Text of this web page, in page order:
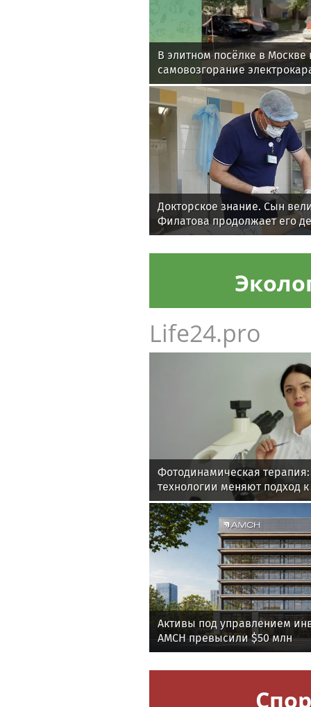
В элитном посёлке в
самовозгорание
Докторское знание. Сын
Филатова продолжает его
Life24.pro
Фотодинамическая
технологии меняют подход
онкологии
Активы под управлением
AMCH превысили $50 млн